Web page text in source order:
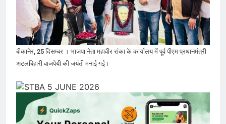
बीकानेर, 25 दिसम्बर । भाजपा नेता महावीर रांका के कार्यालय में पूर्व पीएम प्रधानमंत्री
अटलबिहारी वाजपेयी की जयंती मनाई गई।